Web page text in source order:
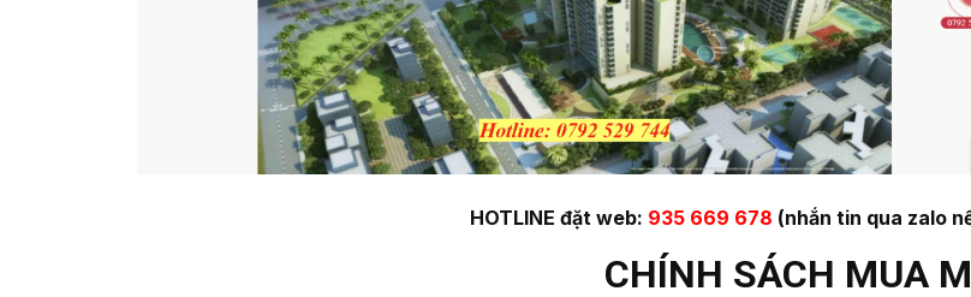
HOTLINE đặt web: 935 669 678 (nhắn tin qua zalo
CHÍNH SÁCH MUA